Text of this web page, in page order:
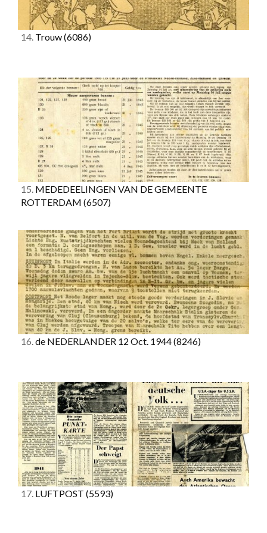
14. Trouw(6086)
15. MEDEDEELINGEN VAN DE GEMEENTE
ROTTERDAM (6507)
16.de NEDERLANDER 12 Oct. 1944(8246)
17. LUFTPOST (5593)